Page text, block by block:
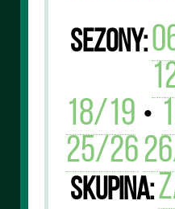
Sezony:
18/19 •
25/26
Skupina: